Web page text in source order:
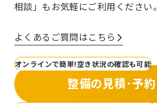
相談」も お気軽にご利用ください。
よくあるご質問はこちら
オンラインで簡単!空き状況の確認も可能
整備の見積･予約